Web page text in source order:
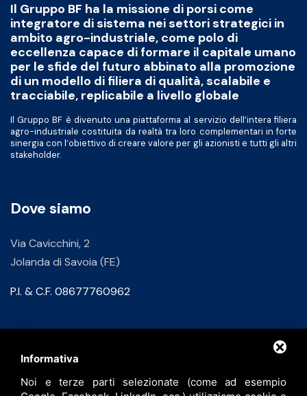
Il Gruppo BF ha la missione di porsi come
integratore di sistema nei settori strategici in
ambito agro-industriale, come polo di
eccellenza capace di formare il capitale umano
per le sfide del futuro abbinato alla promozione
di un modello di filiera di qualità, scalabile e
tracciabile, replicabile a livello globale
Il Gruppo BF è divenuto una piattaforma al servizio dell’intera filiera
agro-industriale costituita da realtà tra loro complementari in forte
sinergia con l’obiettivo di creare valore per gli azionisti e tutti gli altri
stakeholder.
Dove siamo
Via Cavicchini, 2
Jolanda di Savoia (FE)
P.I. & C.F. 08677760962
info@bfspa.it
Informativa
Noi e terze parti selezionate (come ad esempio